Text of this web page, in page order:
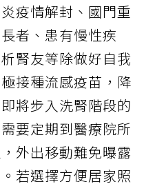
疫情解封、國門重
者、患有慢性疾
腎友等除做好自我
接種流感疫苗，降
將步入洗腎階段的
要定期到醫療院所
外出移動難免曝露
若選擇方便居家照